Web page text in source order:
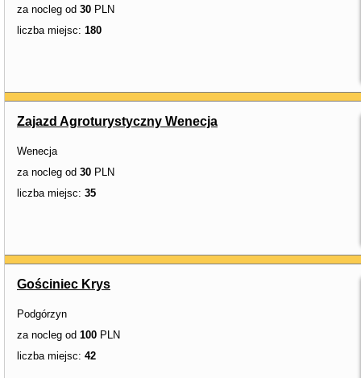
za nocleg od 30 PLN
liczba miejsc: 180
Zajazd Agroturystyczny Wenecja
Wenecja
za nocleg od 30 PLN
liczba miejsc: 35
Gościniec Krys
Podgórzyn
za nocleg od 100 PLN
liczba miejsc: 42